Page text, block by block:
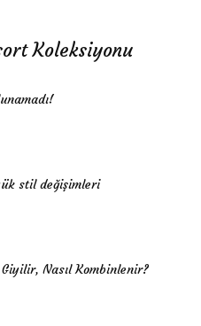
Koleksiyonu
stil değişimleri
Giyilir, Nasıl Kombinlenir?